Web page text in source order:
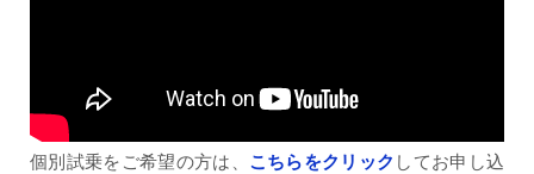
個別試乗をご希望の方は、 こちらをクリック してお申し込